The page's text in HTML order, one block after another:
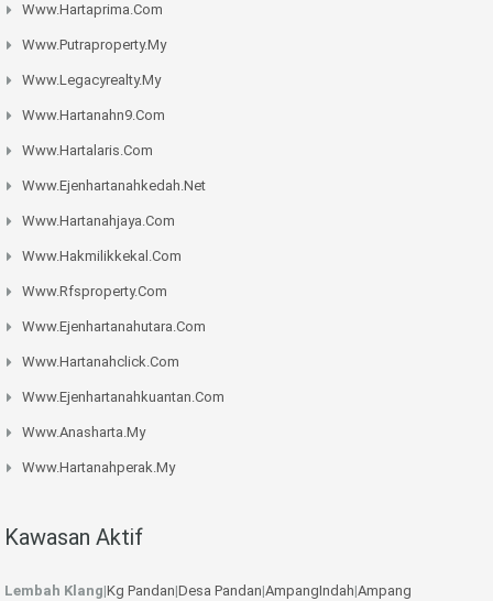
Www.hartaprima.com
Www.putraproperty.my
Www.legacyrealty.my
Www.hartanahn9.com
Www.hartalaris.com
Www.ejenhartanahkedah.net
Www.hartanahjaya.com
Www.hakmilikkekal.com
Www.rfsproperty.com
Www.ejenhartanahutara.com
Www.hartanahclick.com
Www.ejenhartanahkuantan.com
Www.anasharta.my
Www.hartanahperak.my
Kawasan Aktif
Lembah Klang|Kg Pandan|Desa Pandan|AmpangIndah|Ampang